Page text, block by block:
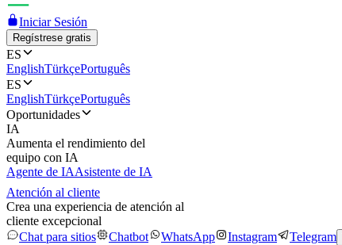
Iniciar Sesión
Regístrese gratis
ES
EnglishTürkçePortuguês
ES
EnglishTürkçePortuguês
Oportunidades
IA
Aumenta el rendimiento del
equipo con IA
Agente de IAAsistente de IA
Atención al cliente
Crea una experiencia de atención al
cliente excepcional
Chat para sitios
Chatbot WhatsApp Instagram Telegram